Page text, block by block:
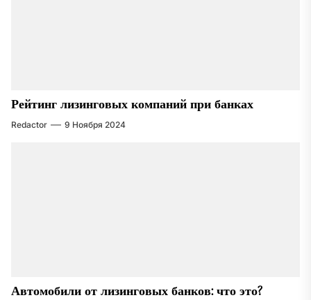
Рейтинг лизинговых компаний при банках
Redactor 9 Ноября 2024
Автомобили от лизинговых банков: что это?